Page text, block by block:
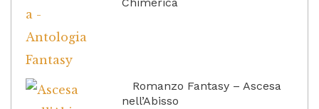
Chimerica
Romanzo Fantasy – Ascesa
nell’Abisso